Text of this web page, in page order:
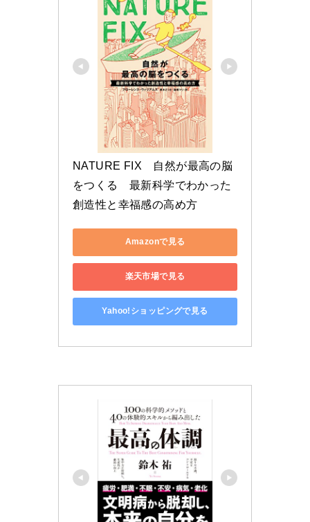
NATURE FIX　自然が最高の脳
をつくる　最新科学でわかった
創造性と幸福感の高め方
Amazonで見る
楽天市場で見る
Yahoo!ショッピングで見る